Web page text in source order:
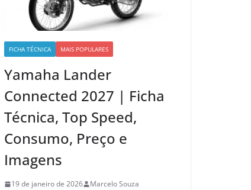
FICHA TÉCNICA MAIS POPULARES
Yamaha Lander
Connected 2027 | Ficha
Técnica, Top Speed,
Consumo, Preço e
Imagens
19 de janeiro de 2026 Marcelo Souza